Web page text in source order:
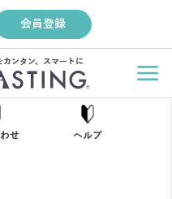
会員登録
ンタン、スマートに
せ ヘルプ